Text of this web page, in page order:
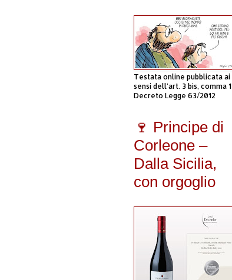
Testata online pubblicata ai
sensi dell'art. 3 bis, comma 1
Decreto Legge 63/2012
🍷 Principe di
Corleone –
Dalla Sicilia,
con orgoglio